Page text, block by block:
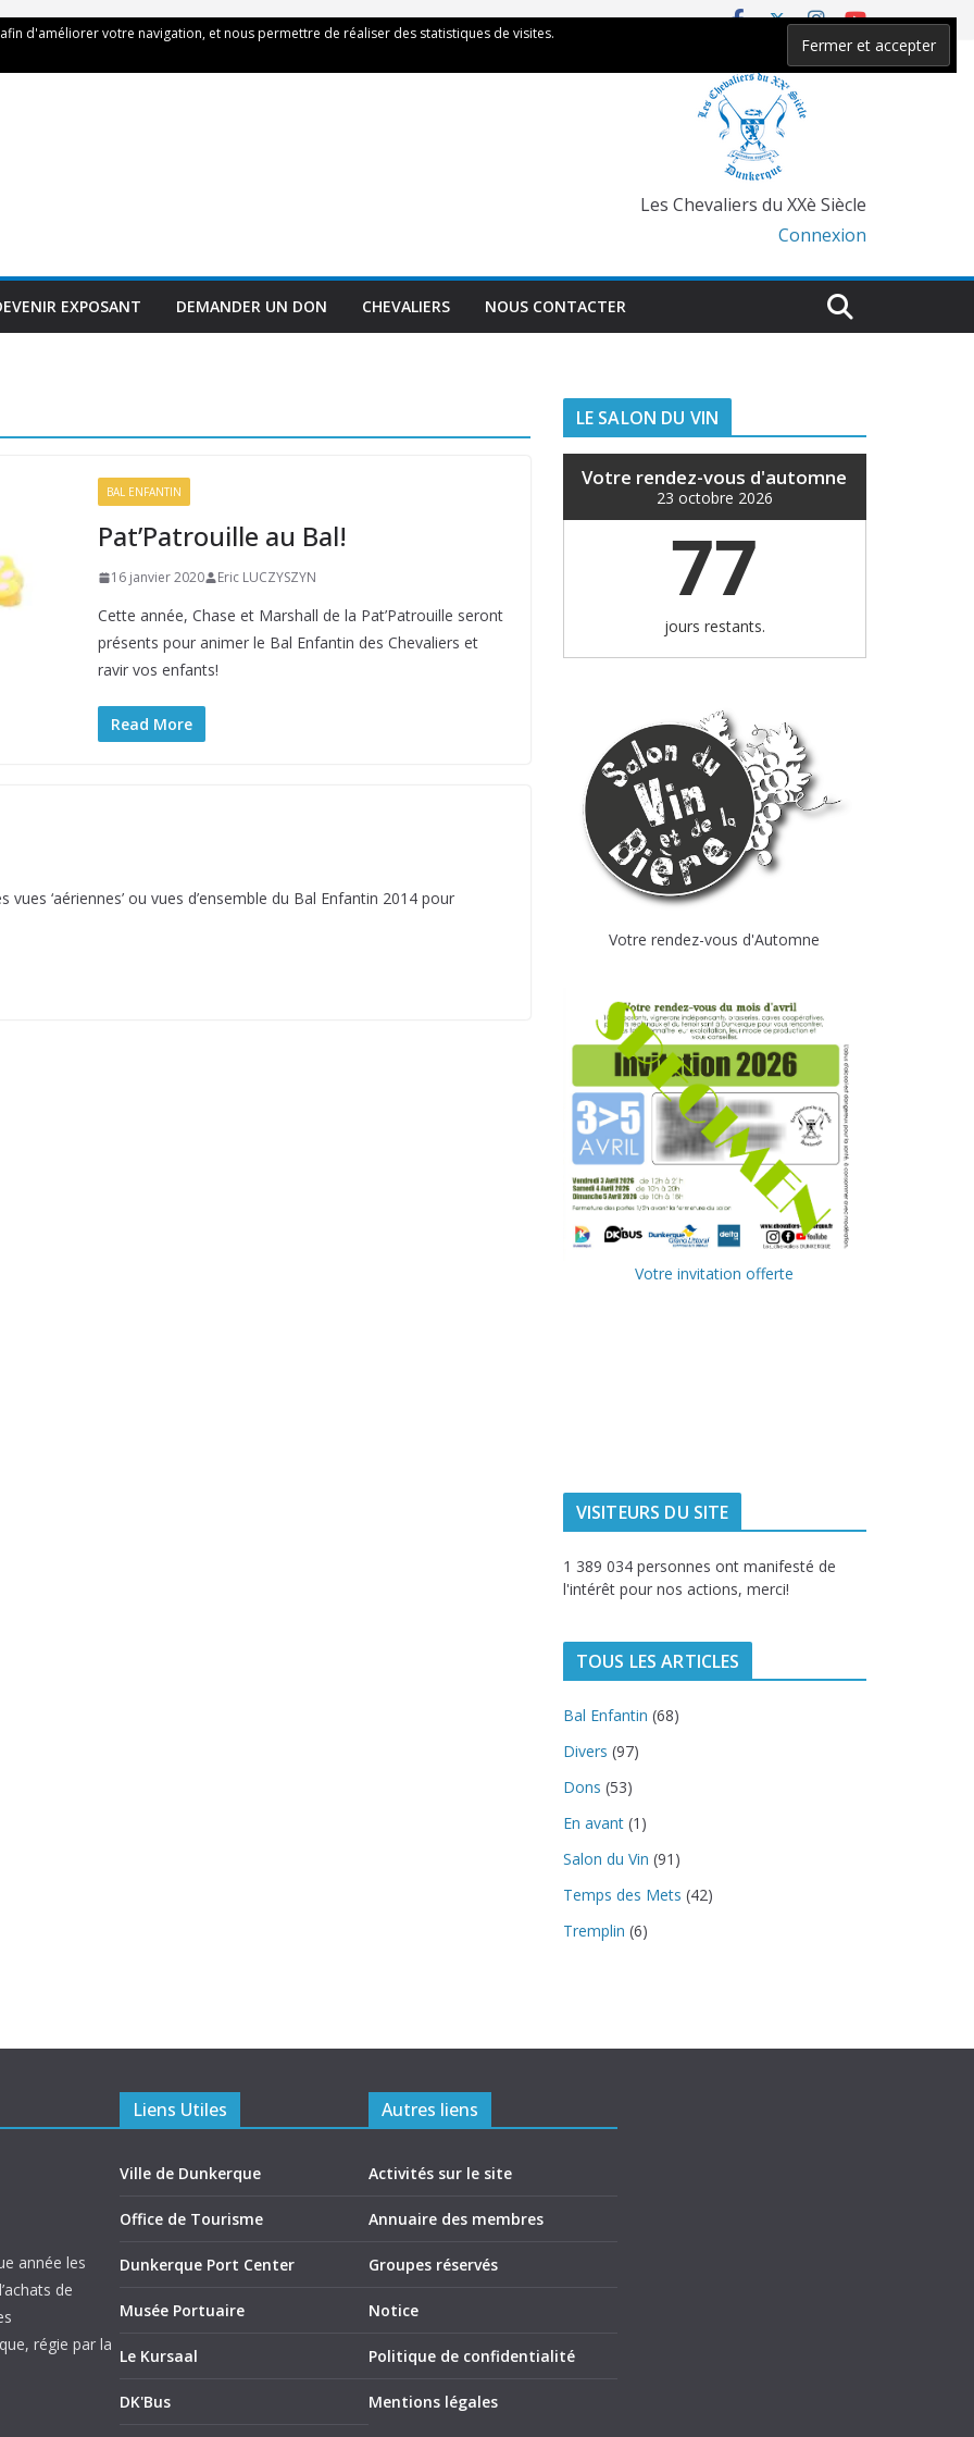
Les Chevaliers du XXè Siècle
Connexion
EXPOSANT DEMANDER UN DON CHEVALIERS NOUS CONTACTER
BAL ENFANTIN
Pat’Patrouille au Bal!
16 janvier 2020 Eric LUCZYSZYN
Cette année, Chase et Marshall de la Pat’Patrouille seront
présents pour animer le Bal Enfantin des Chevaliers et
ravir vos enfants!
Read More
‘aériennes’ ou vues d’ensemble du Bal Enfantin 2014 pour
LE SALON DU VIN
Votre rendez-vous d'automne
23 octobre 2026
77
jours restants.
Votre rendez-vous d'Automne
Votre invitation offerte
VISITEURS DU SITE
1 389 034 personnes ont manifesté de
l'intérêt pour nos actions, merci!
TOUS LES ARTICLES
Bal Enfantin (68)
Divers (97)
Dons (53)
En avant(1)
Salon du Vin (91)
Temps des Mets (42)
Tremplin (6)
année les
de
régie par la
Liens Utiles
Ville de Dunkerque
Office de Tourisme
Dunkerque Port Center
Musée Portuaire
Le Kursaal
DK'Bus
Autres liens
Activités sur le site
Annuaire des membres
Groupes réservés
Notice
Politique de confidentialité
Mentions légales
d'améliorer votre navigation, et nous permettre de réaliser des statistiques de visites.